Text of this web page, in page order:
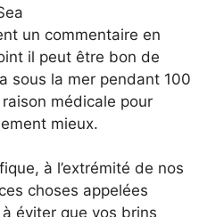
un commentaire en
il peut être bon de
sous la mer pendant 100
médicale pour
mieux.
à l’extrémité de nos
choses appelées
éviter que vos brins